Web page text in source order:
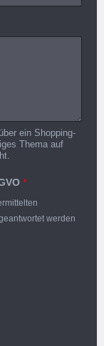
ein Shopping-
Thema auf
*
werden